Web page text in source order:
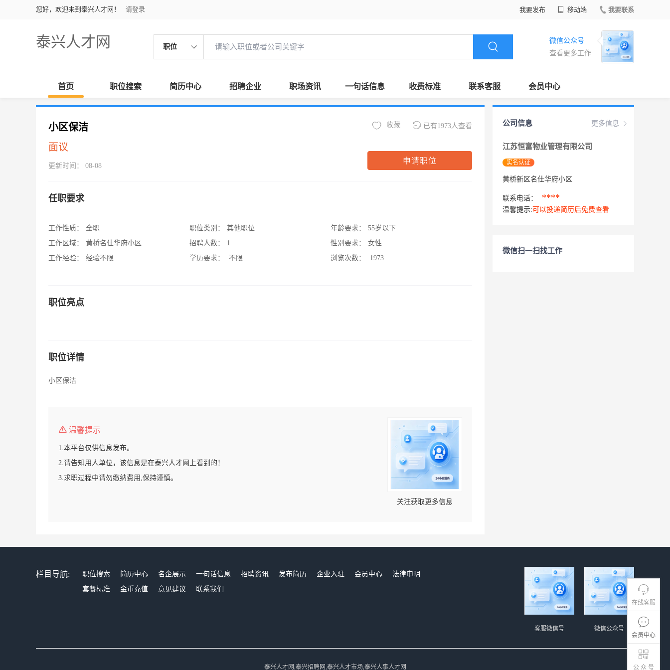
您好，欢迎来到泰兴人才网！ 请登录 我要发布 移动端 我要联系
泰兴人才网 职位
微信公众号
查看更多工作
首页 职位搜索 简历中心 招聘企业 职场资讯 一句话信息 收费标准 联系客服 会员中心
在线客服
会员中心
公 众 号
小区保洁
面议
更新时间： 08-08
已有1973人查看
收藏
申请职位
任职要求
工作性质：
全职
工作区域：
黄桥名仕华府小区
工作经验：
经验不限
职位类别：
其他职位
招聘人数：
1
学历要求：
不限
年龄要求：
55岁以下
性别要求：
女性
浏览次数：
1973
职位亮点
职位详情
小区保洁
温馨提示
1.本平台仅供信息发布。
2.请告知用人单位，该信息是在泰兴人才网上看到的！
3.求职过程中请勿缴纳费用,保持谨慎。
关注获取更多信息
更多信息
公司信息
江苏恒富物业管理有限公司
实名认证
黄桥新区名仕华府小区
联系电话： ****
温馨提示: 可以投递简历后免费查看
微信扫一扫找工作
栏目导航: 职位搜索 简历中心 名企展示 一句话信息 招聘资讯 发布简历 企业入驻 会员中心
法律申明
套餐标准
金币充值 意见建议 联系我们
微信公众号
客服微信号
泰兴人才网,泰兴招聘网,泰兴人才市场,泰兴人事人才网